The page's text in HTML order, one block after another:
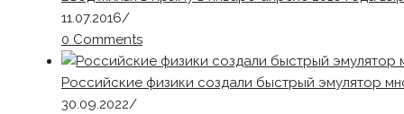
11.07.2016/
0 Comments
Российские физики создали быстрый эмулятор
30.09.2022/